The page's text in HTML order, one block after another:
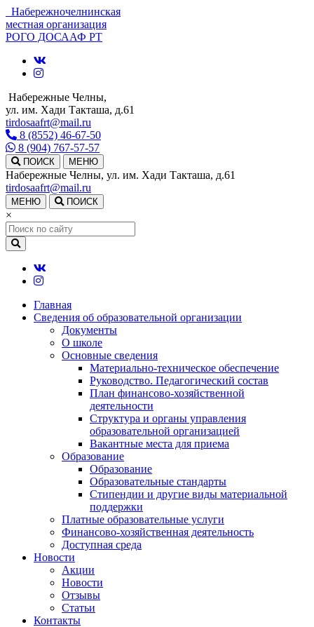
Набережночелнинская
местная организация
РОГО ДОСААФ РТ
Набережные Челны,
ул. им. Хади Такташа, д.61
tirdosaafrt@mail.ru
8 (8552) 46-67-50
8 (904) 767-57-57
ПОИСК МЕНЮ
Набережные Челны, ул. им. Хади Такташа, д.61
tirdosaafrt@mail.ru
МЕНЮ ПОИСК
×
Главная
Сведения об образовательной организации
Документы
О школе
Основные сведения
Материально-техническое обеспечение
Руководство. Педагогический состав
План финансово-хозяйственной
деятельности
Структура и органы управления
образовательной организацией
Вакантные места для приема
Образование
Образование
Образовательные стандарты
Стипендии и другие виды материальной
поддержки
Платные образовательные услуги
Финансово-хозяйственная деятельность
Доступная среда
Новости
Акции
Новости
Отзывы
Статьи
Контакты